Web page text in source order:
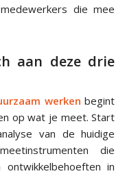
die mee
aan deze drie
werken begint
op wat je meet. Start
van de huidige
die
in